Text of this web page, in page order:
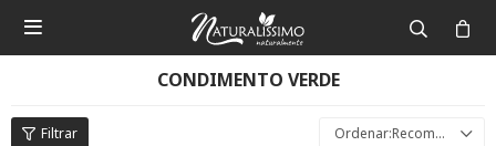

CONDIMENTO VERDE
Recomendados